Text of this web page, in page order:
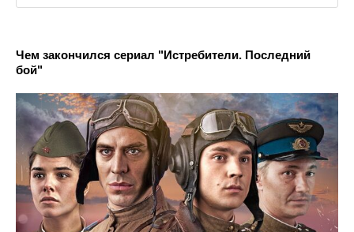
Чем закончился сериал "Истребители. Последний
бой"